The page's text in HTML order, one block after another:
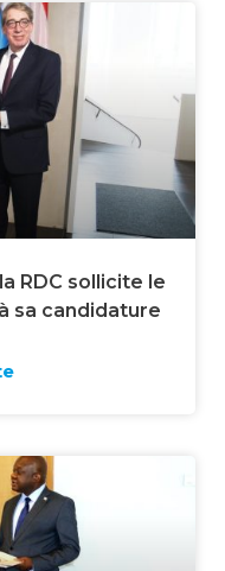
RDC sollicite le
sa candidature